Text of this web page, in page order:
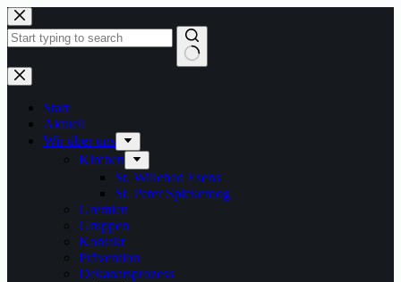
Zum
Inhalt
springen
Keine
Ergebnisse
Start
Aktuell
Wir über uns
Kirchen
St. Willehad Esens
St. Peter Spiekeroog
Gremien
Gruppen
Kontakt
Prävention
Dekanatsprozess